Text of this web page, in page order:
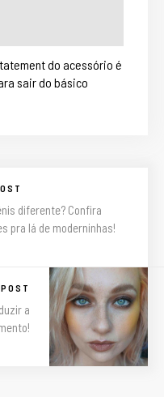
do acessório é
sair do básico
diferente? Confira
pra lá de moderninhas!
a